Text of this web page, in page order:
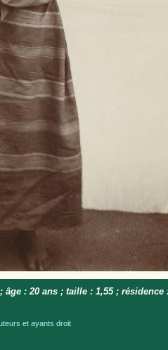
âge : 20 ans ; taille : 1,55 ; résidence
et ayants droit